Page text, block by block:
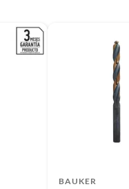
BAUKER